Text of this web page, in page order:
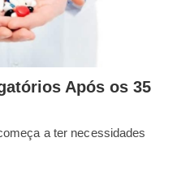
Após os 35
a ter necessidades